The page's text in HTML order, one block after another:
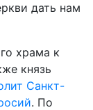
дать нам
храма к
князь
Санкт-
. По